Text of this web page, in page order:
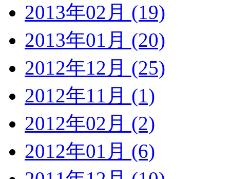
2013年02月 (19)
2013年01月 (20)
2012年12月 (25)
2012年11月 (1)
2012年02月 (2)
2012年01月 (6)